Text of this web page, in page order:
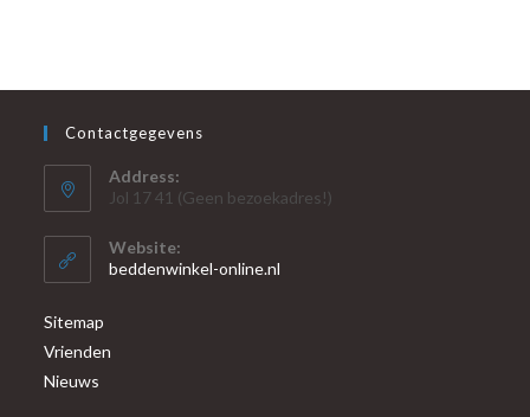
Contactgegevens
Address:
Jol 17 41 (Geen bezoekadres!)
Website:
beddenwinkel-online.nl
Sitemap
Vrienden
Nieuws